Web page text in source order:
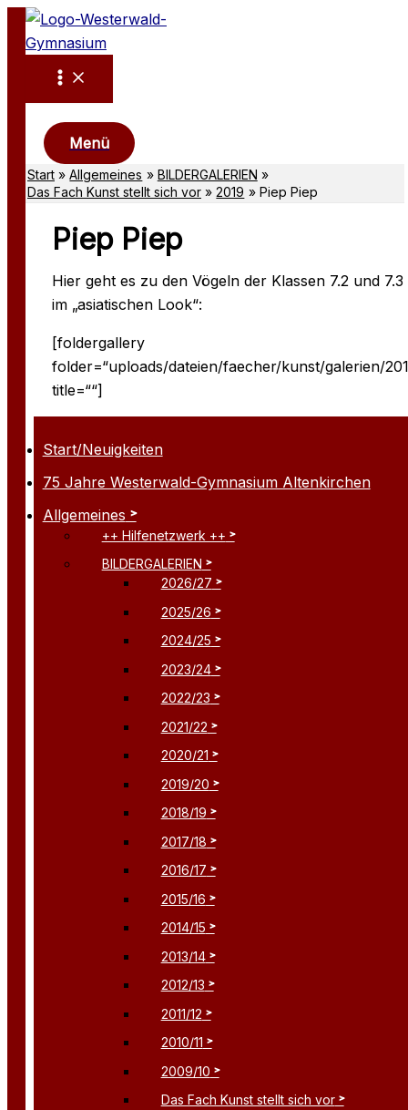
Zum
Inhalt
springen
Menü
Start Allgemeines
BILDERGALERIEN
Das Fach Kunst stellt sich vor
2019 Piep Piep
Start/Neuigkeiten
75 Jahre Westerwald-Gymnasium Altenkirchen
Allgemeines
++ Hilfenetzwerk ++
BILDERGALERIEN
2026/27
2025/26
2024/25
2023/24
2022/23
2021/22
2020/21
2019/20
2018/19
2017/18
2016/17
2015/16
2014/15
2013/14
2012/13
2011/12
2010/11
2009/10
Das Fach Kunst stellt sich vor
Piep Piep
Hier geht es zu den Vögeln der Klassen 7.2 und 7.3
im „asiatischen Look“:
[foldergallery
folder=“uploads/dateien/faecher/kunst/galerien/
title=““]